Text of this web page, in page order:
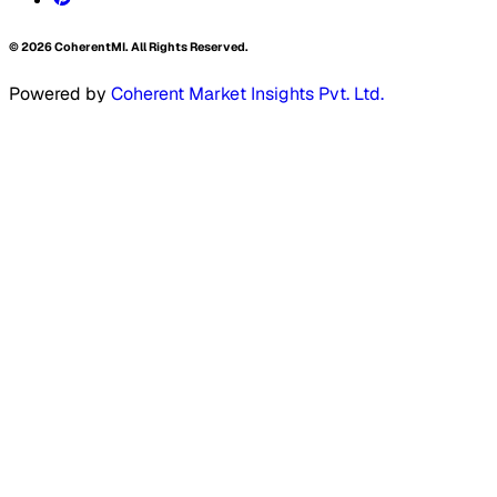
©2026CoherentMI. All Rights Reserved.
Powered by Coherent Market Insights Pvt. Ltd.